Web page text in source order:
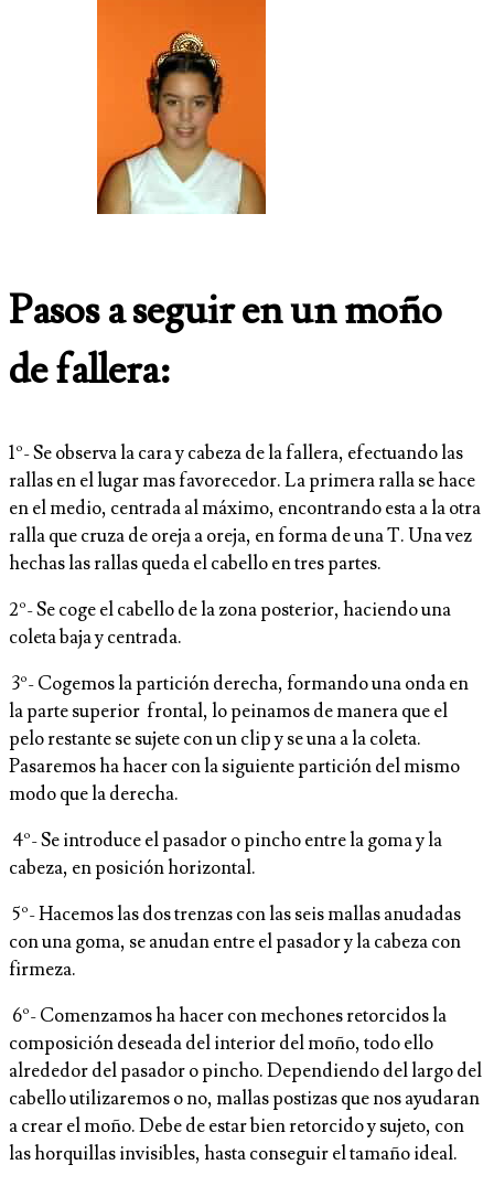
Pasos a seguir en un moño
de fallera:
1º- Se observa la cara y cabeza de la fallera, efectuando las
rallas en el lugar mas favorecedor. La primera ralla se hace
en el medio, centrada al máximo, encontrando esta a la otra
ralla que cruza de oreja a oreja, en forma de una T. Una vez
hechas las rallas queda el cabello en tres partes.
2º- Se coge el cabello de la zona posterior, haciendo una
coleta baja y centrada.
3º- Cogemos la partición derecha, formando una onda en
la parte superior frontal, lo peinamos de manera que el
pelo restante se sujete con un clip y se una a la coleta.
Pasaremos ha hacer con la siguiente partición del mismo
modo que la derecha.
4º- Se introduce el pasador o pincho entre la goma y la
cabeza, en posición horizontal.
5º- Hacemos las dos trenzas con las seis mallas anudadas
con una goma, se anudan entre el pasador y la cabeza con
firmeza.
6º- Comenzamos ha hacer con mechones retorcidos la
composición deseada del interior del moño, todo ello
alrededor del pasador o pincho. Dependiendo del largo del
cabello utilizaremos o no, mallas postizas que nos ayudaran
a crear el moño. Debe de estar bien retorcido y sujeto, con
las horquillas invisibles, hasta conseguir el tamaño ideal.